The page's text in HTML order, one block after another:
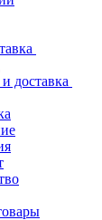
доставка